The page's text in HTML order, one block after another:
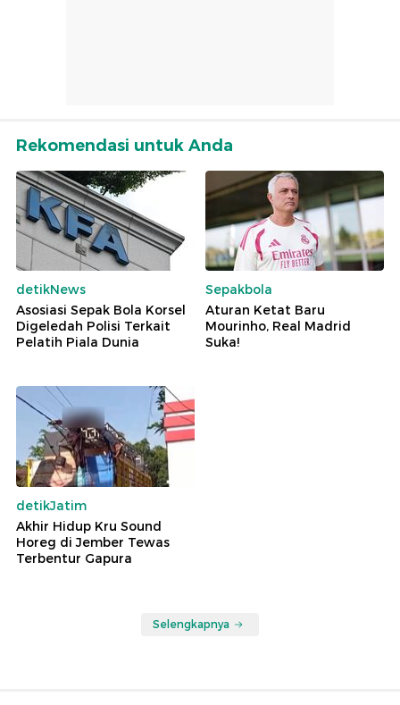
Rekomendasi untuk Anda
detikNews
Asosiasi Sepak Bola Korsel
Digeledah Polisi Terkait
Pelatih Piala Dunia
Sepakbola
Aturan Ketat Baru
Mourinho, Real Madrid
Suka!
detikJatim
Akhir Hidup Kru Sound
Horeg di Jember Tewas
Terbentur Gapura
Selengkapnya